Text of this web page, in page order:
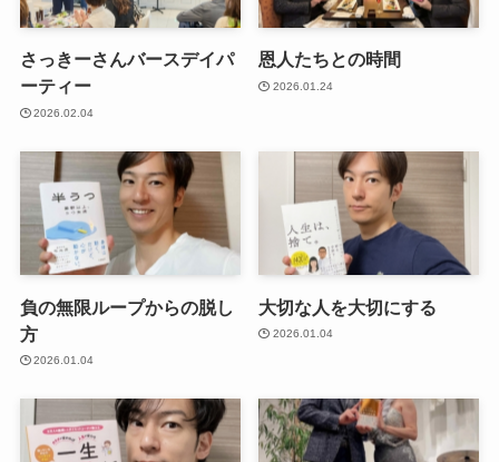
さっきーさんバースデイパ
ーティー
2026.02.04
恩人たちとの時間
2026.01.24
負の無限ループからの脱し
方
2026.01.04
大切な人を大切にする
2026.01.04